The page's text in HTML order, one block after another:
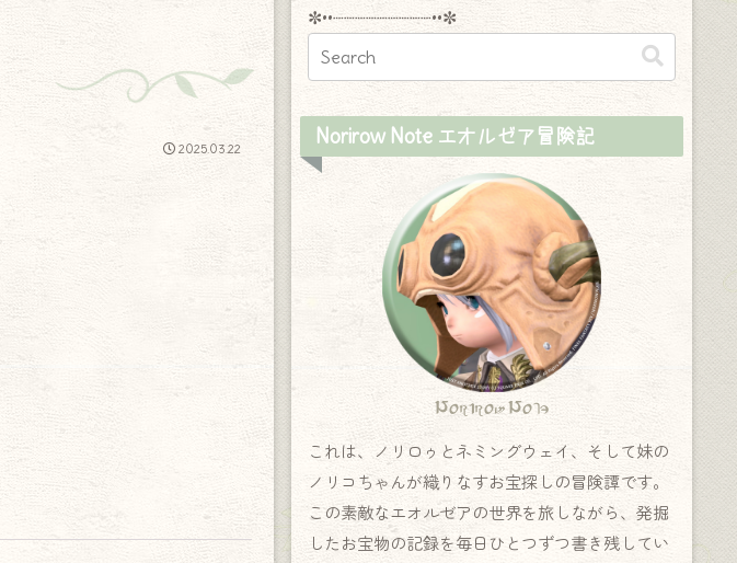
2025.03.22
✼••┈┈┈┈┈┈┈┈┈••✼
Norirow Note エオルゼア冒険記
Norirow Note
これは、ノリロゥとネミングウェイ、そして妹の
ノリコちゃんが織りなすお宝探しの冒険譚です。
この素敵なエオルゼアの世界を旅しながら、発掘
したお宝物の記録を毎日ひとつずつ書き残してい